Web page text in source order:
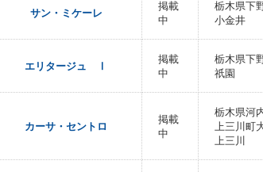
サン・ミケーレ
掲載
中
栃木県下
小金井
エリタージュ Ⅰ
掲載
中
栃木県下
祇園
カーサ・セントロ
掲載
中
栃木県河
上三川町
上三川